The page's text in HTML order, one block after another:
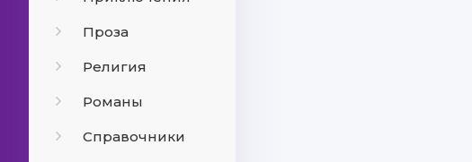
Проза
Религия
Романы
Справочники